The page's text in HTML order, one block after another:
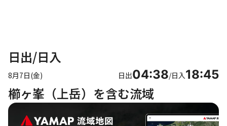
日出/日入
8月7日(金) 日出04:38/日入18:45
櫛ヶ峯（上岳）を含む流域